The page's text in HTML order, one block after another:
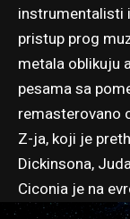
instrumentalisti
pristup prog
metala oblikuju
pesama sa
remasterovano
Z-ja, koji je
Dickinsona,
Ciconia je na